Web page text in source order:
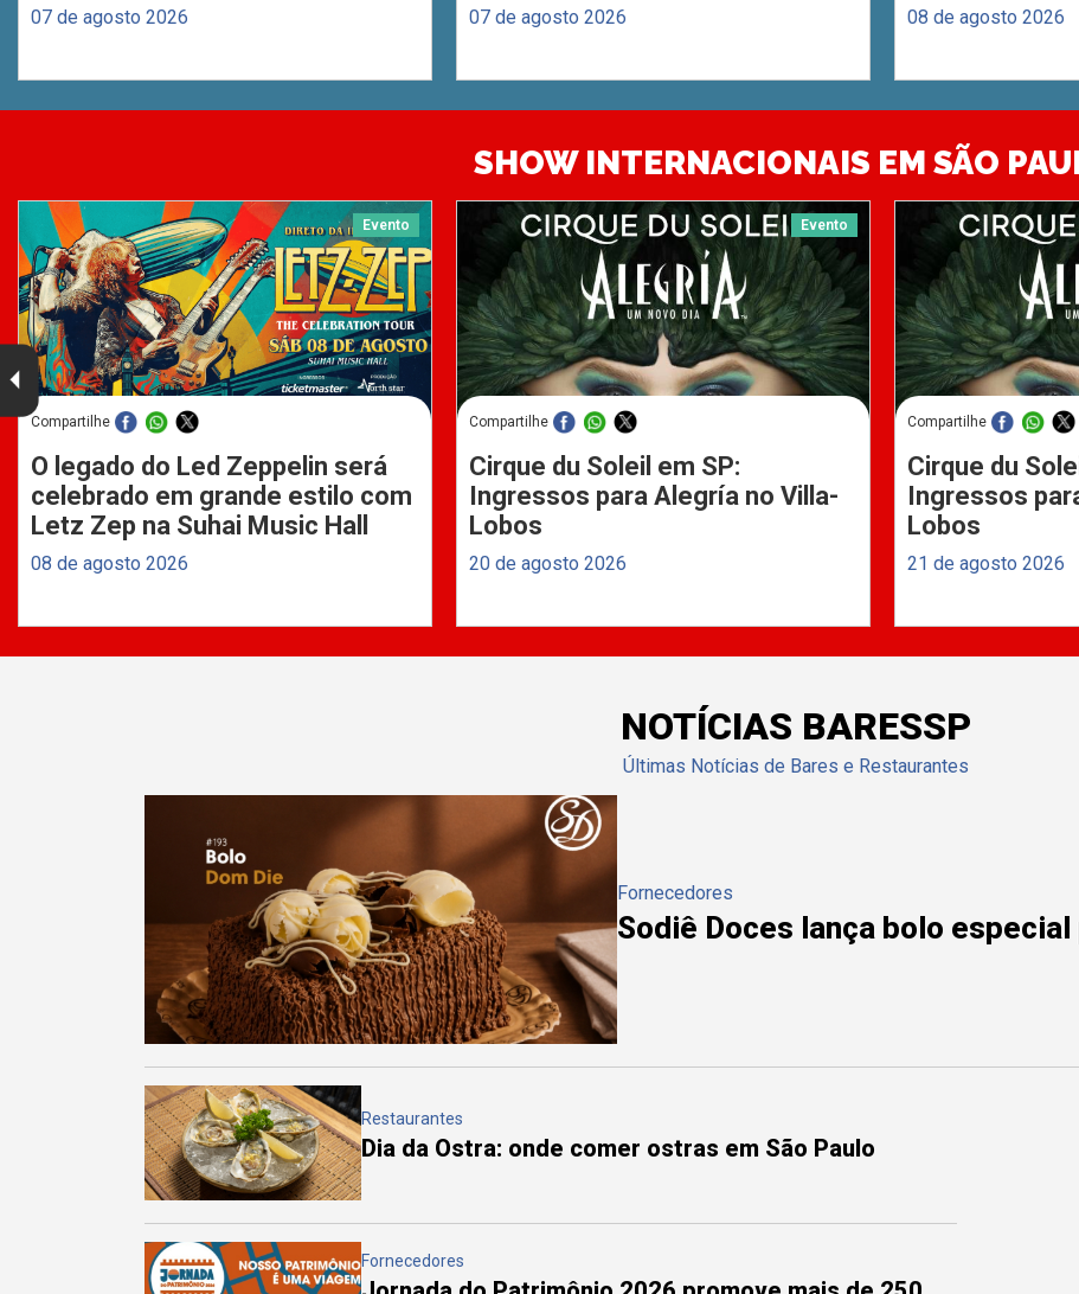
07 de agosto 2026 07 de agosto 2026 08 de agosto 2026
SHOW INTERNACIONAIS EM SÃO
Evento
Compartilhe
O legado do Led Zeppelin será
celebrado em grande estilo com
Letz Zep na Suhai Music Hall
08 de agosto 2026
Evento
Compartilhe
Cirque du Soleil em SP:
Ingressos para Alegría no Villa-
Lobos
20 de agosto 2026
Compartilhe
Cirque du
Ingressos
Lobos
21 de agosto 2026
NOTÍCIAS BARESSP
Últimas Notícias de Bares e Restaurantes
Fornecedores
Sodiê Doces lança bolo especial
Restaurantes
Dia da Ostra: onde comer ostras em São Paulo
Fornecedores